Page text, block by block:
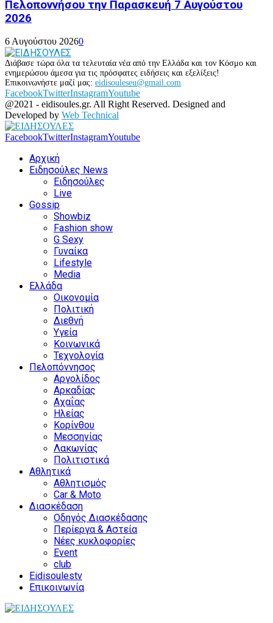
Πελοποννήσου την Παρασκευή 7 Αυγούστου
2026
6 Αυγούστου 20260
Διάβασε τώρα όλα τα τελευταία νέα από την Ελλάδα και τον Κόσμο και
ενημερώσου άμεσα για τις πρόσφατες ειδήσεις και εξελίξεις!
Επικοινωνήστε μαζί μας: eidisouleseu@gmail.com
FacebookTwitterInstagramYoutube
@2021 - eidisoules.gr. All Right Reserved. Designed and
Developed by Web Technical
FacebookTwitterInstagramYoutube
Αρχική
Ειδησούλες News
Ειδησούλες
Live
Gossip
Showbiz
Fashion show
G Sexy
Γυναίκα
Lifestyle
Media
Ελλάδα
Οικονομία
Πολιτική
Διεθνή
Υγεία
Κοινωνικά
Τεχνολογία
Πελοπόννησος
Αργολίδος
Αρκαδίας
Αχαΐας
Ηλείας
Κορίνθου
Μεσσηνίας
Λακωνίας
Πολιτιστικά
Αθλητικά
Αθλητισμός
Car & Moto
Διασκέδαση
Οδηγός Διασκέδασης
Περίεργα & Αστεία
Νέες κυκλοφορίες
Event
club
Eidisoulestv
Επικοινωνία